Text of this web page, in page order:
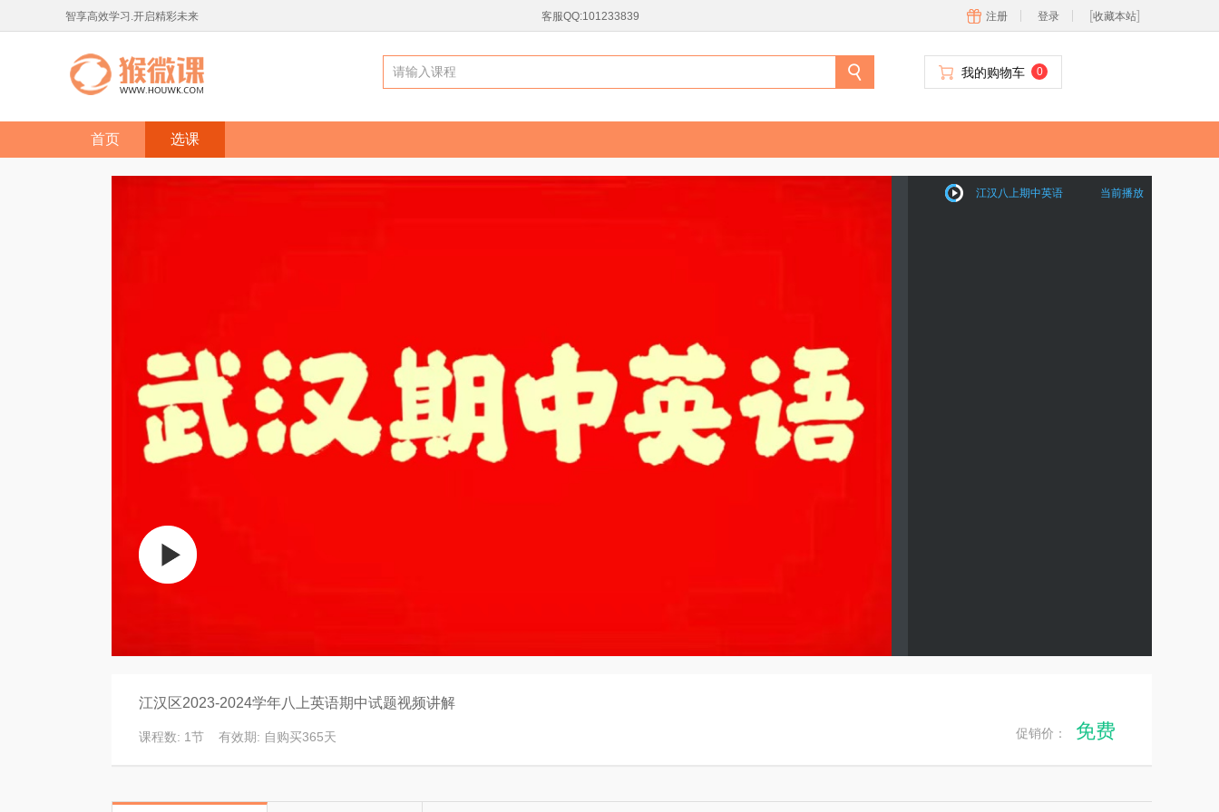
智享高效学习.开启精彩未来 客服QQ:101233839 注册 登录 [收藏本站]
我的购物车 0
首页 选课
当前播放
江汉八上期中英语
江汉区2023-2024学年八上英语期中试题视频讲解
课程数: 1节 有效期: 自购买365天 促销价： 免费